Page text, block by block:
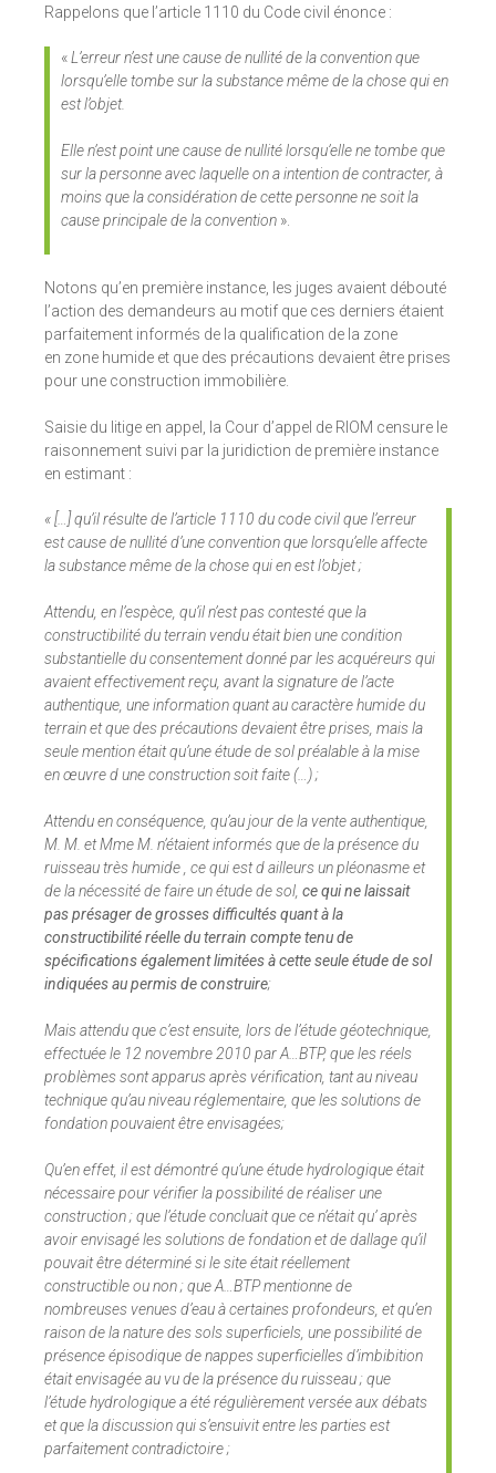
Rappelons que l’article 1110 du Code civil énonce :
«L’erreur n’est une cause de nullité de la convention que
lorsqu’elle tombe sur la substance même de la chose qui en
est l’objet.
Elle n’est point une cause de nullité lorsqu’elle ne tombe que
sur la personne avec laquelle on a intention de contracter, à
moins que la considération de cette personne ne soit la
cause principale de la convention ».
Notons qu’en première instance, les juges avaient débouté
l’action des demandeurs au motif que ces derniers étaient
parfaitement informés de la qualification de la zone
en zone humide et que des précautions devaient être prises
pour une construction immobilière.
Saisie du litige en appel, la Cour d’appel de RIOM censure le
raisonnement suivi par la juridiction de première instance
en estimant :
« […] qu’il résulte de l’article 1110 du code civil que l’erreur
est cause de nullité d’une convention que lorsqu’elle affecte
la substance même de la chose qui en est l’objet ;
Attendu, en l’espèce, qu’il n’est pas contesté que la
constructibilité du terrain vendu était bien une condition
substantielle du consentement donné par les acquéreurs qui
avaient effectivement reçu, avant la signature de l’acte
authentique, une information quant au caractère humide du
terrain et que des précautions devaient être prises, mais la
seule mention était qu’une étude de sol préalable à la mise
en œuvre d une construction soit faite (…) ;
Attendu en conséquence, qu’au jour de la vente authentique,
M. M. et Mme M. n’étaient informés que de la présence du
ruisseau très humide , ce qui est d ailleurs un pléonasme et
de la nécessité de faire un étude de sol, ce qui ne laissait
pas présager de grosses difficultés quant à la
constructibilité réelle du terrain compte tenu de
spécifications également limitées à cette seule étude de sol
indiquées au permis de construire;
Mais attendu que c’est ensuite, lors de l’étude géotechnique,
effectuée le 12 novembre 2010 par A…BTP, que les réels
problèmes sont apparus après vérification, tant au niveau
technique qu’au niveau réglementaire, que les solutions de
fondation pouvaient être envisagées;
Qu’en effet, il est démontré qu’une étude hydrologique était
nécessaire pour vérifier la possibilité de réaliser une
construction ; que l’étude concluait que ce n’était qu’ après
avoir envisagé les solutions de fondation et de dallage qu’il
pouvait être déterminé si le site était réellement
constructible ou non ; que A…BTP mentionne de
nombreuses venues d’eau à certaines profondeurs, et qu’en
raison de la nature des sols superficiels, une possibilité de
présence épisodique de nappes superficielles d’imbibition
était envisagée au vu de la présence du ruisseau ; que
l’étude hydrologique a été régulièrement versée aux débats
et que la discussion qui s’ensuivit entre les parties est
parfaitement contradictoire ;